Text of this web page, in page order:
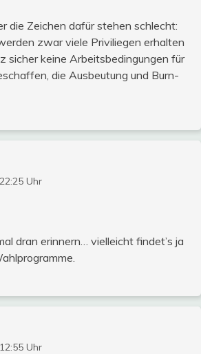
die Zeichen dafür stehen schlecht:
zwar viele Priviliegen erhalten
sicher keine Arbeitsbedingungen für
die Ausbeutung und Burn-
Uhr
dran erinnern… vielleicht findet’s ja
Uhr